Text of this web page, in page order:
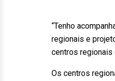
“Tenho
regionais e
centros regionais
Os centros